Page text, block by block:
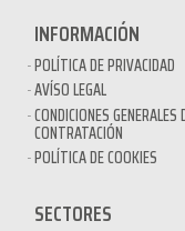
INFORMACIÓN
POLÍTICA DE PRIVACIDAD
AVÍSO LEGAL
CONDICIONES GENERALES
CONTRATACIÓN
POLÍTICA DE COOKIES
SECTORES